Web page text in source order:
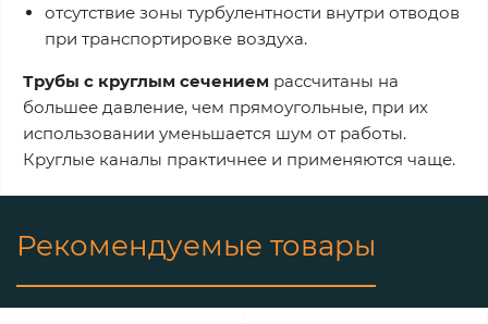
отсутствие зоны турбулентности внутри отводов
при транспортировке воздуха.
Трубы с круглым сечением рассчитаны на
большее давление, чем прямоугольные, при их
использовании уменьшается шум от работы.
Круглые каналы практичнее и применяются чаще.
Рекомендуемые товары